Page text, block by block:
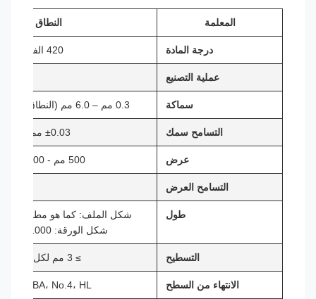
المعلمة النطاق /
درجة المادة 420 الفولاذ المقاوم للصدأ (المرتنسيتي)
عملية التصنيع
سماكة 0.3 مم – 6.0 مم (النطاق النموذجي المدلفن على البارد)
التسامح سمك ±0.03 مم إلى ±0.05 مم (حسب السُمك)
عرض 500 مم - 1500 مم (حافة الشق أو المطحنة)
التسامح العرض
طول
شكل الملف: كما هو مطلوب (ملفات عادة
شكل الورقة: 1000-4000 مم (قطع حسب الطول)
التسطيح ≥ 3 مم لكل متر (أو على النحو المتفق عليه)
الانتهاء من السطح 2B، BA، No.4، HL، مرآة (رقم 8)، أو مخصص